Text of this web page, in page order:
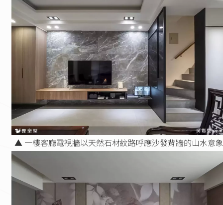
▲ 一樓客廳電視牆以天然石材紋路呼應沙發背牆的山水意象